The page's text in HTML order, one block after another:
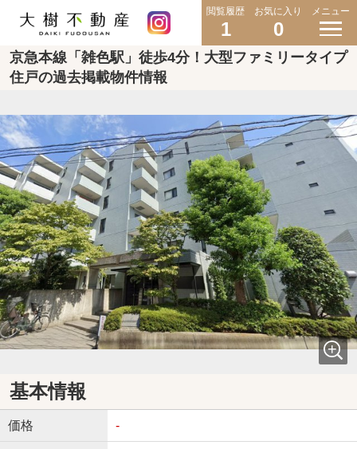
閲覧履歴
1
お気に入り
0
メニュー
京急本線「雑色駅」徒歩4分！大型ファミリータイプ
住戸の過去掲載物件情報
基本情報
価格 -